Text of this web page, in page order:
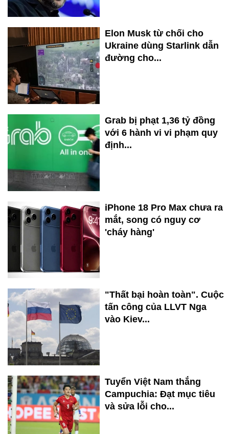
Elon Musk từ chối cho
Ukraine dùng Starlink dẫn
đường cho...
Grab bị phạt 1,36 tỷ đồng
với 6 hành vi vi phạm quy
định...
iPhone 18 Pro Max chưa ra
mắt, song có nguy cơ
'cháy hàng'
"Thất bại hoàn toàn". Cuộc
tấn công của LLVT Nga
vào Kiev...
Tuyển Việt Nam thắng
Campuchia: Đạt mục tiêu
và sửa lỗi cho...